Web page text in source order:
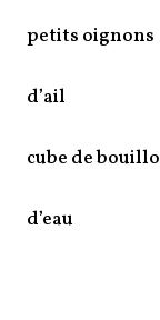
petits oignons
d’ail
cube de
d’eau